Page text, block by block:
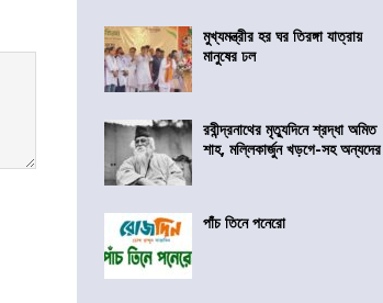
মুখ্যমন্ত্রীর হর ঘর তিরঙ্গা যাত্রায়
মানুষের ঢল
রবীন্দ্রনাথের মৃত্যুদিনে শ্রদ্ধা অমিত
শাহ, মল্লিকার্জুন খড়গে-সহ অন্যদের
পাঁচ তিনে পনেরো